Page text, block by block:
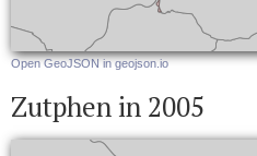
Open GeoJSON in geojson.io
Zutphen in 2005